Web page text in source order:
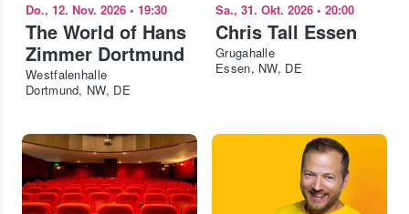
Do., 12. Nov. 2026 • 19:30
The World of Hans
Zimmer Dortmund
Westfalenhalle
Dortmund, NW, DE
Sa., 31. Okt. 2026 • 20:00
Chris Tall Essen
Grugahalle
Essen, NW, DE